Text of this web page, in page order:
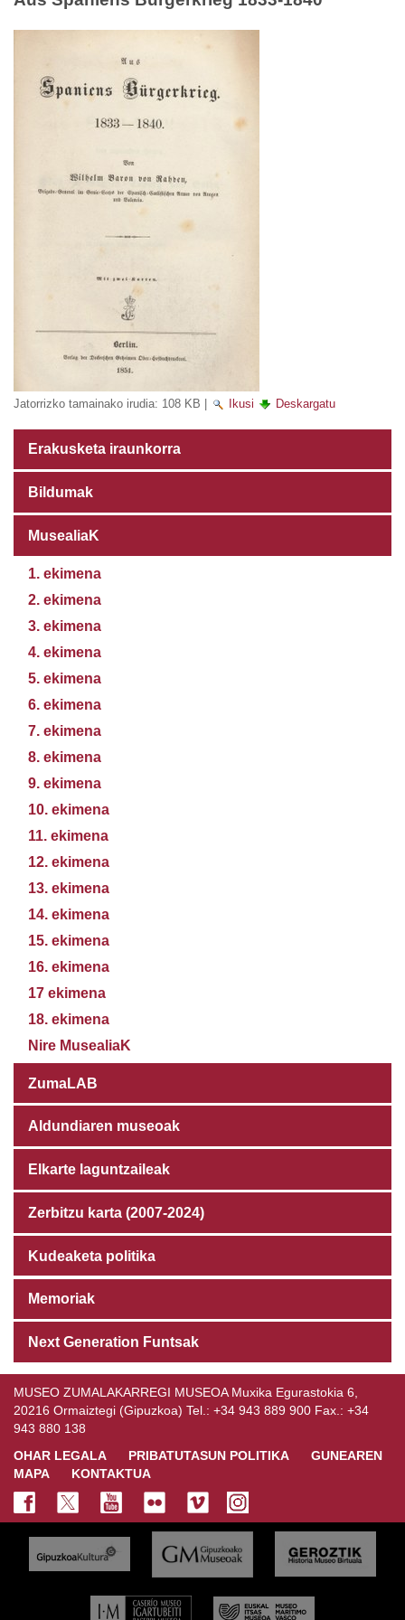
Jatorrizko tamainako irudia: 108 KB | Ikusi Deskargatu
Erakusketa iraunkorra
Bildumak
MusealiaK
1. ekimena
2. ekimena
3. ekimena
4. ekimena
5. ekimena
6. ekimena
7. ekimena
8. ekimena
9. ekimena
10. ekimena
11. ekimena
12. ekimena
13. ekimena
14. ekimena
15. ekimena
16. ekimena
17 ekimena
18. ekimena
Nire MusealiaK
ZumaLAB
Aldundiaren museoak
Elkarte laguntzaileak
Zerbitzu karta (2007-2024)
Kudeaketa politika
Memoriak
Next Generation Funtsak
MUSEO ZUMALAKARREGI MUSEOA Muxika Egurastokia 6,
20216 Ormaiztegi (Gipuzkoa) Tel.: +34 943 889 900 Fax.: +34
943 880 138
OHAR LEGALA
PRIBATUTASUN POLITIKA
GUNEAREN
MAPA
KONTAKTUA